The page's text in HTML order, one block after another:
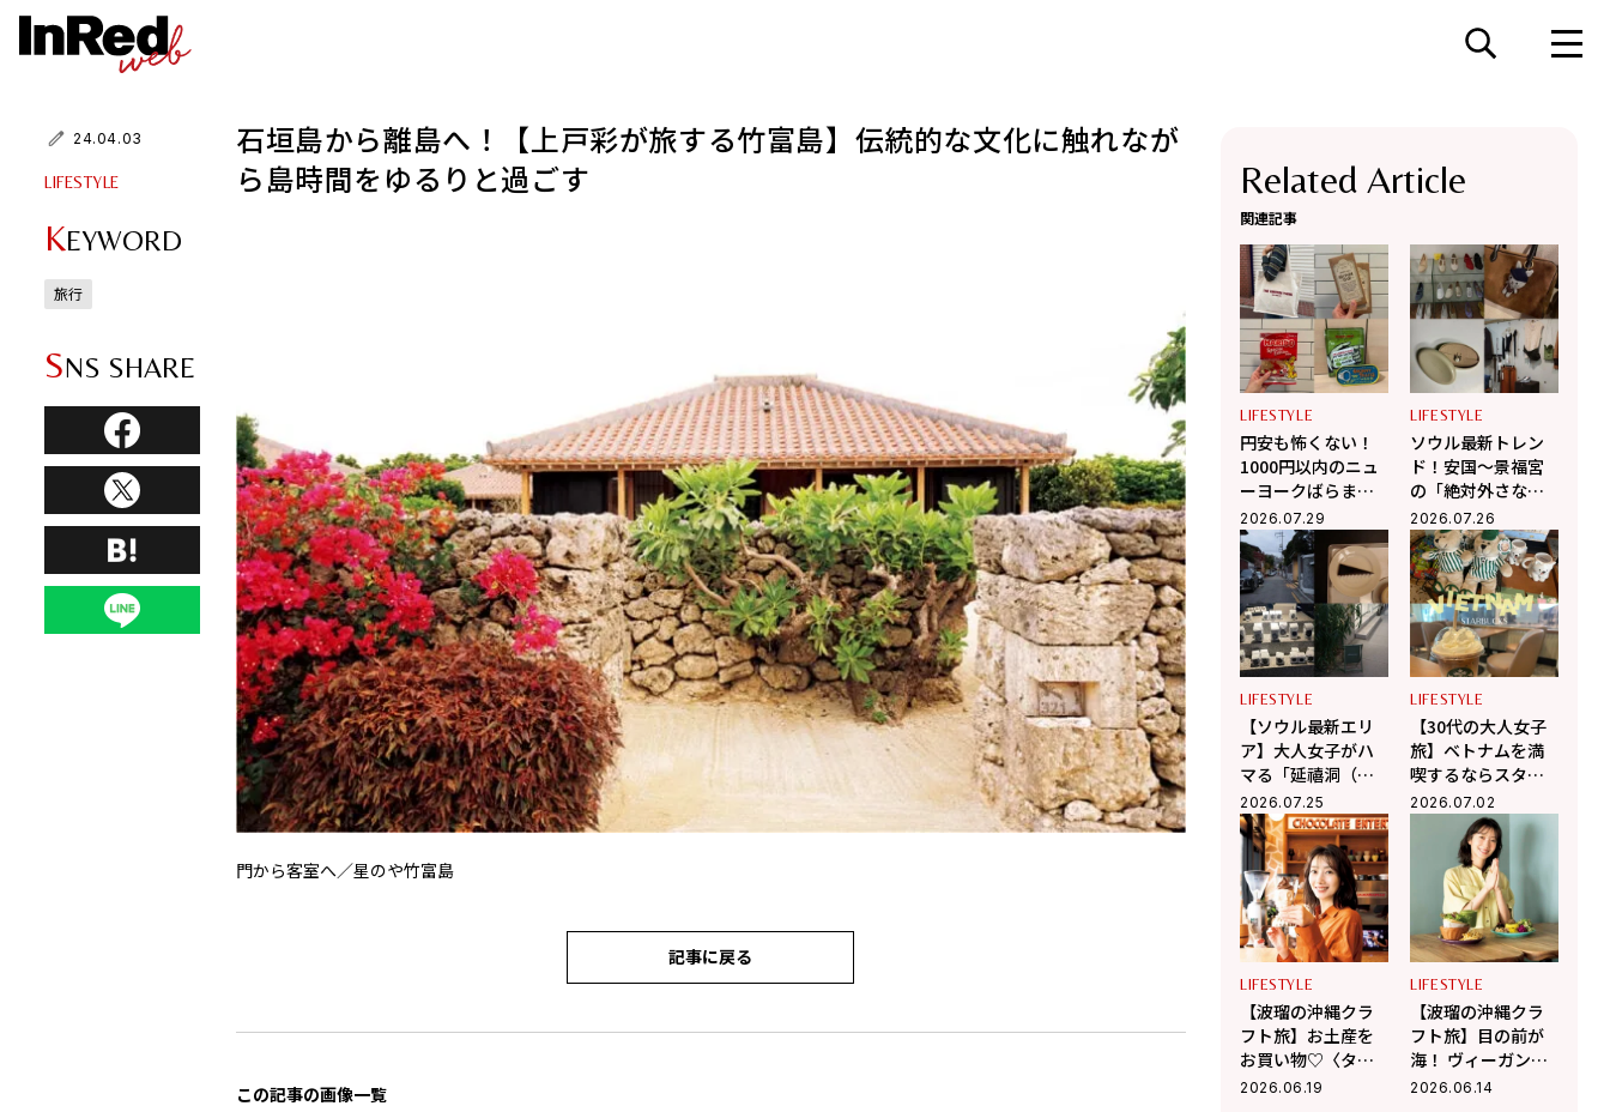
石垣島から離島へ！【上戸彩が旅する竹富島】伝統的な文化に触れなが
ら島時間をゆるりと過ごす
門から客室へ／星のや竹富島
記事に戻る
この記事の画像一覧
24.04.03
LIFESTYLE
KEYWORD
旅行
SNS SHARE
Related Article
関連記事
LIFESTYLE
円安も怖くない！
1000円以内のニュ
ーヨークばらまき
土産6選【センス抜
群】
2026.07.29
LIFESTYLE
ソウル最新トレン
ド！安国〜景福宮
の「絶対外さな
い」お洒落ショッ
プ巡り【韓国旅】
2026.07.26
LIFESTYLE
【ソウル最新エリ
ア】大人女子がハ
マる「延禧洞（ヨ
ニドン）」のんび
り散歩＆隠れ家カ
フェ巡り
2026.07.25
LIFESTYLE
【30代の大人女子
旅】ベトナムを満
喫するならスター
バックスへ！ 現地
在住の編集ライタ
ー相馬の海外生活
in ベトナム
2026.07.02
LIFESTYLE
【波瑠の沖縄クラ
フト旅】お土産を
お買い物♡〈タイ
ムレスチョコレー
2026.06.19
LIFESTYLE
【波瑠の沖縄クラ
フト旅】目の前が
海！ ヴィーガンカ
フェ〈ブルーポイ
2026.06.14